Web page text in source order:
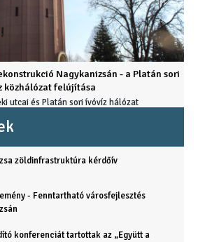
Nagykanizsán - a Platán sori
közhálózat felújítása
utcai és Platán sori ívóvíz hálózat
zöldinfrastruktúra kérdőív
- Fenntartható városfejlesztés
konferenciát tartottak az „Együtt a